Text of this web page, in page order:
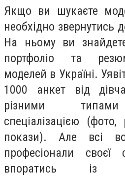
Якщо ви шукаєте
необхідно звернутись
На ньому ви
портфоліо та
моделей в Україні.
1000 анкет від
різними типами
спеціалізацією
покази). Але всі
професіонали своєї
впоратись із